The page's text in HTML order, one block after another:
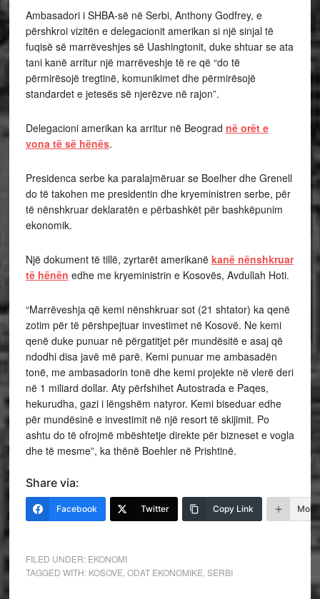
Ambasadori i SHBA-së në Serbi, Anthony Godfrey, e
përshkroi vizitën e delegacionit amerikan si një sinjal të
fuqisë së marrëveshjes së Uashingtonit, duke shtuar se ata
tani kanë arritur një marrëveshje të re që “do të
përmirësojë tregtinë, komunikimet dhe përmirësojë
standardet e jetesës së njerëzve në rajon”.
Delegacioni amerikan ka arritur në Beograd në orët e
vona të së hënës.
Presidenca serbe ka paralajmëruar se Boelher dhe Grenell
do të takohen me presidentin dhe kryeministren serbe, për
të nënshkruar deklaratën e përbashkët për bashkëpunim
ekonomik.
Një dokument të tillë, zyrtarët amerikanë kanë nënshkruar
të hënën edhe me kryeministrin e Kosovës, Avdullah Hoti.
“Marrëveshja që kemi nënshkruar sot (21 shtator) ka qenë
zotim për të përshpejtuar investimet në Kosovë. Ne kemi
qenë duke punuar në përgatitjet për mundësitë e asaj që
ndodhi disa javë më parë. Kemi punuar me ambasadën
tonë, me ambasadorin tonë dhe kemi projekte në vlerë deri
në 1 miliard dollar. Aty përfshihet Autostrada e Paqes,
hekurudha, gazi i lëngshëm natyror. Kemi biseduar edhe
për mundësinë e investimit në një resort të skijimit. Po
ashtu do të ofrojmë mbështetje direkte për bizneset e vogla
dhe të mesme”, ka thënë Boehler në Prishtinë.
Share via:
Facebook Twitter Copy Link More
FILED UNDER: EKONOMI
TAGGED WITH: KOSOVE ODAT EKONOMIKE SERBI